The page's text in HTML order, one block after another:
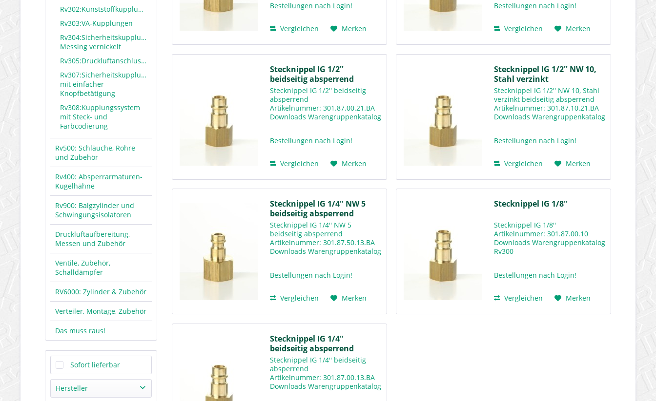
Rv302:Kunststoffkupplungen
Rv303:VA-Kupplungen
Rv304:Sicherheitskupplungen
Messing vernickelt
Rv305:Druckluftanschlusssystem
Rv307:Sicherheitskupplung
mit einfacher
Knopfbetätigung
Rv308:Kupplungssystem
mit Steck- und
Farbcodierung
Rv500: Schläuche, Rohre
und Zubehör
Rv400: Absperrarmaturen-
Kugelhähne
Rv900: Balgzylinder und
Schwingungsisolatoren
Druckluftaufbereitung,
Messen und Zubehör
Ventile, Zubehör,
Schalldämpfer
RV6000: Zylinder & Zubehör
Verteiler, Montage, Zubehör
Das muss raus!
Sofort lieferbar
Hersteller
Bestellungen nach Login!
Vergleichen Merken
Bestellungen nach Login!
Vergleichen Merken
Stecknippel IG 1/2''
beidseitig absperrend
Stecknippel IG 1/2'' beidseitig
absperrend
Artikelnummer: 301.87.00.21.BA
Downloads Warengruppenkatalog
Bestellungen nach Login!
Vergleichen Merken
Stecknippel IG 1/2'' NW 10,
Stahl verzinkt
Stecknippel IG 1/2'' NW 10, Stahl
verzinkt beidseitig absperrend
Artikelnummer: 301.87.10.21.BA
Downloads Warengruppenkatalog
Bestellungen nach Login!
Vergleichen Merken
Stecknippel IG 1/4'' NW 5
beidseitig absperrend
Stecknippel IG 1/4'' NW 5
beidseitig absperrend
Artikelnummer: 301.87.50.13.BA
Downloads Warengruppenkatalog
Bestellungen nach Login!
Vergleichen Merken
Stecknippel IG 1/8''
Stecknippel IG 1/8''
Artikelnummer: 301.87.00.10
Downloads Warengruppenkatalog
Rv300
Bestellungen nach Login!
Vergleichen Merken
Stecknippel IG 1/4''
beidseitig absperrend
Stecknippel IG 1/4'' beidseitig
absperrend
Artikelnummer: 301.87.00.13.BA
Downloads Warengruppenkatalog